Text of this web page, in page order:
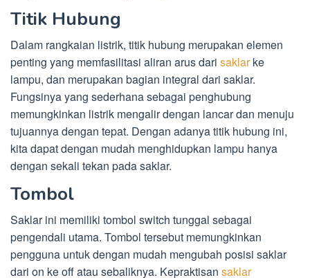
Titik Hubung
Dalam rangkaian listrik, titik hubung merupakan elemen
penting yang memfasilitasi aliran arus dari saklarke
lampu, dan merupakan bagian integral dari saklar.
Fungsinya yang sederhana sebagai penghubung
memungkinkan listrik mengalir dengan lancar dan menuju
tujuannya dengan tepat. Dengan adanya titik hubung ini,
kita dapat dengan mudah menghidupkan lampu hanya
dengan sekali tekan pada saklar.
Tombol
Saklar ini memiliki tombol switch tunggal sebagai
pengendali utama. Tombol tersebut memungkinkan
pengguna untuk dengan mudah mengubah posisi saklar
dari on ke off atau sebaliknya. Kepraktisan saklar